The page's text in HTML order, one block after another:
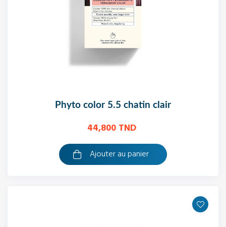
phyto color 5.5 chatin clair
44,800 TND
Ajouter au panier